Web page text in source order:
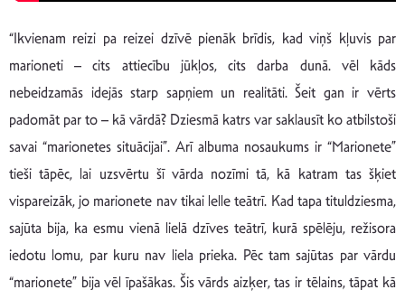
“Ikvienam reizi pa reizei dzīvē pienāk brīdis, kad viņš kļuvis par
marioneti – cits attiecību jūkļos, cits darba dunā. vēl kāds
nebeidzamās idejās starp sapņiem un realitāti. Šeit gan ir vērts
padomāt par to – kā vārdā? Dziesmā katrs var saklausīt ko atbilstoši
savai “marionetes situācijai”. Arī albuma nosaukums ir “Marionete”
tieši tāpēc, lai uzsvērtu šī vārda nozīmi tā, kā katram tas šķiet
vispareizāk, jo marionete nav tikai lelle teātrī. Kad tapa tituldziesma,
sajūta bija, ka esmu vienā lielā dzīves teātrī, kurā spēlēju, režisora
iedotu lomu, par kuru nav liela prieka. Pēc tam sajūtas par vārdu
“marionete” bija vēl īpašākas. Šis vārds aizķer, tas ir tēlains, tāpat kā